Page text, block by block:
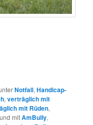
Notfall,Handicap-
,verträglich mit
mit Rüden,
mitAmBully,